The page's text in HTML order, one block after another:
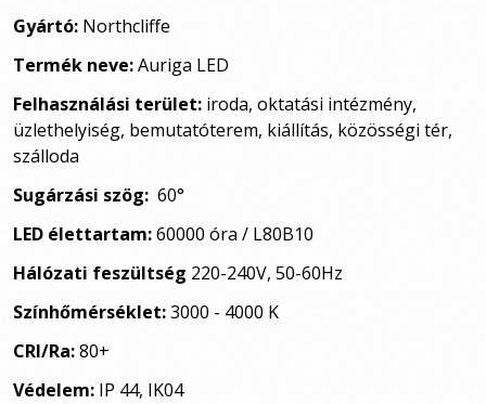
Gyártó: Northcliffe
Termék neve:Auriga LED
Felhasználási terület: iroda, oktatási intézmény,
üzlethelyiség, bemutatóterem, kiállítás, közösségi tér,
szálloda
Sugárzási szög: 60°
LED élettartam:60000 óra / L80B10
Hálózati feszültség 220-240V, 50-60Hz
Színhőmérséklet:3000 - 4000 K
CRI/Ra:80+
Védelem: IP 44, IK04